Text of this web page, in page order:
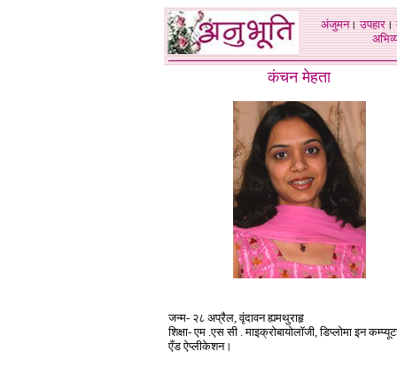
अंजुमन।उपहार।
कंचन मेहता
जन्म- २८ अप्रैल, वृंदावन ह्यमथुराहृ
शिक्षा- एम .एस सी . माइक्रोबायोलॉजी, डिप्लोमा इन
एँड ऐप्लीकेशन।